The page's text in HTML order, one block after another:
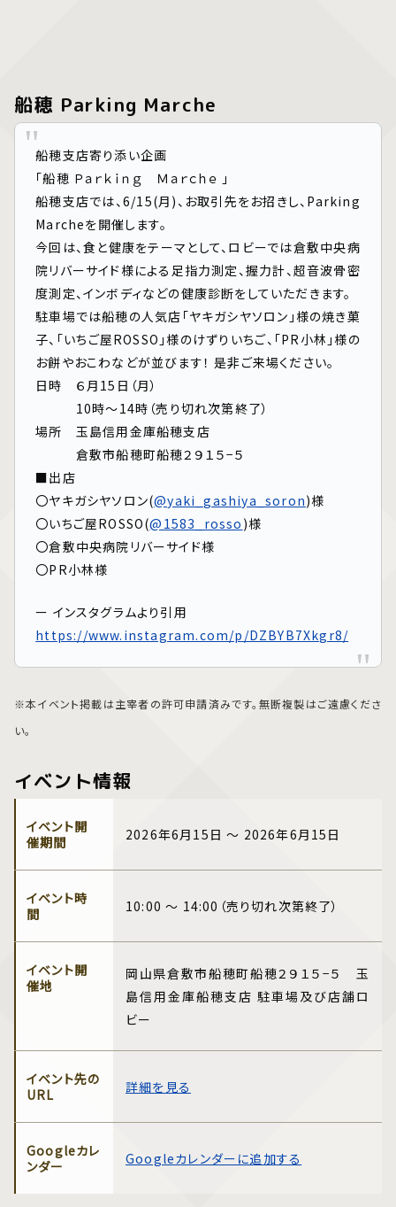
船穂 Parking Marche
船穂支店寄り添い企画
「船穂 Ｐａｒｋｉｎｇ Ｍａｒｃｈｅ 」
船穂支店では、6/15(月)、お取引先をお招きし、Parking
Marcheを開催します。
今回は、食と健康をテーマとして、ロビーでは倉敷中央病
院リバーサイド様による足指力測定、握力計、超音波骨密
度測定、インボディなどの健康診断をしていただきます。
駐車場では船穂の人気店「ヤキガシヤソロン」様の焼き菓
子、「いちご屋ROSSO」様のけずりいちご、「PR小林」様の
お餅やおこわなどが並びます！ 是非ご来場ください。
日時 ６月15日（月）
10時〜14時（売り切れ次第終了）
場所 玉島信用金庫船穂支店
倉敷市船穂町船穂２９１５−５
■出店
〇ヤキガシヤソロン(@yaki_gashiya_soron)様
〇いちご屋ROSSO(@1583_rosso )様
〇倉敷中央病院リバーサイド様
〇PR小林様
ー インスタグラムより引用
https://www.instagram.com/p/DZBYB7Xkgr8/
※本イベント掲載は主宰者の許可申請済みです。無断複製はご遠慮くださ
い。
イベント情報
イベント開
催期間
2026年6月15日 ～ 2026年6月15日
イベント時
間
10:00 ～ 14:00（売り切れ次第終了）
イベント開
催地
岡山県倉敷市船穂町船穂２９１５−５ 玉
島信用金庫船穂支店 駐車場及び店舗ロ
ビー
イベント先の
URL
詳細を見る
Googleカレ
ンダー
Googleカレンダーに追加する